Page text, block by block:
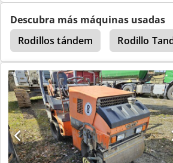
Descubra más máquinas usadas
Rodillos tándem
Rodillo